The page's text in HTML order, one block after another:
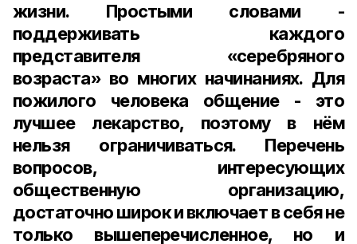
жизни. Простыми словами -
поддерживать каждого
представителя «серебряного
возраста» во многих начинаниях. Для
пожилого человека общение - это
лучшее лекарство, поэтому в нём
нельзя ограничиваться. Перечень
вопросов, интересующих
общественную организацию,
достаточно широк и включает в себя не
только вышеперечисленное, но и